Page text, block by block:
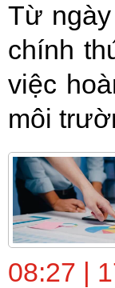
Từ
chính
việc
môi
08:27 |